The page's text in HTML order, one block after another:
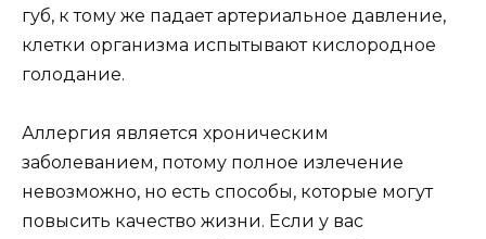
губ, к тому же падает артериальное давление,
клетки организма испытывают кислородное
голодание.
Аллергия является хроническим
заболеванием, потому полное излечение
невозможно, но есть способы, которые могут
повысить качество жизни. Если у вас